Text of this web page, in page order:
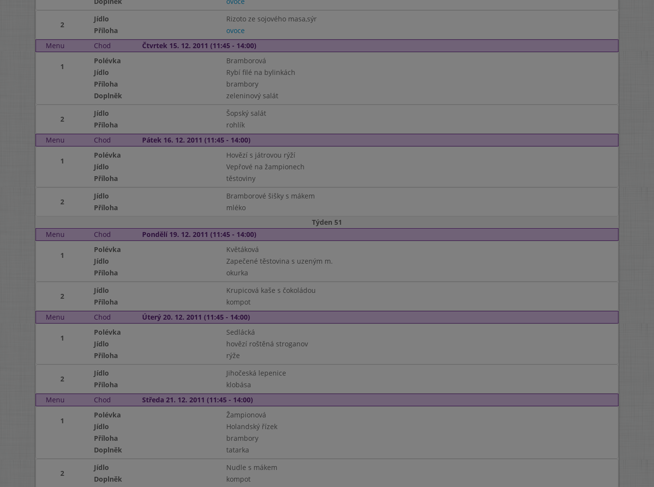
2
Jídlo
Rizoto ze sojového masa,sýr
Příloha
ovoce
Menu
Chod Čtvrtek 15. 12. 2011 (11:45 - 14:00)
1
Polévka
Bramborová
Jídlo
Rybí filé na bylinkách
Příloha
brambory
Doplněk
zeleninový salát
2
Jídlo
Šopský salát
Příloha
rohlík
Menu
Chod Pátek 16. 12. 2011 (11:45 - 14:00)
1
Polévka
Hovězí s játrovou rýží
Jídlo
Vepřové na žampionech
Příloha
těstoviny
2
Jídlo
Bramborové šišky s mákem
Příloha
mléko
Týden 51
Menu
Chod Pondělí 19. 12. 2011 (11:45 - 14:00)
1
Polévka
Květáková
Jídlo
Zapečené těstovina s uzeným m.
Příloha
okurka
2
Jídlo
Krupicová kaše s čokoládou
Příloha
kompot
Menu
Chod Úterý 20. 12. 2011 (11:45 - 14:00)
1
Polévka
Sedlácká
Jídlo
hovězí roštěná stroganov
Příloha
rýže
2
Jídlo
Jihočeská lepenice
Příloha
klobása
Menu
Chod Středa 21. 12. 2011 (11:45 - 14:00)
1
Polévka
Žampionová
Jídlo
Holandský řízek
Příloha
brambory
Doplněk
tatarka
2
Jídlo
Nudle s mákem
Doplněk
kompot